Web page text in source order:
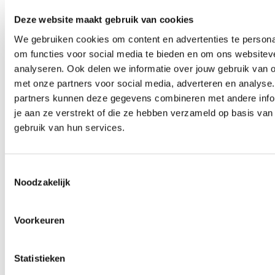
Deze website maakt gebruik van cookies
We gebruiken cookies om content en advertenties te
om functies voor social media te bieden en om ons
analyseren. Ook delen we informatie over jouw gebruik van
met onze partners voor social media, adverteren en
partners kunnen deze gegevens combineren met andere
je aan ze verstrekt of die ze hebben verzameld op basis van
gebruik van hun services.
Noodzakelijk
Voorkeuren
Statistieken
van de gegevens, de risico’s van het gebruik van
de persoonsgegevens, de kosten van beveiliging
en de stand van de techniek. Als zich datalekken
voordoen waarbij persoonsgegevens zijn
betrokken, worden deze, als dat nodig is, gemeld
aan de Autoriteit Persoonsgegevens en de
betrokken personen. Er kunnen bijzondere
omstandigheden zijn waaronder melding niet
plaatsvindt. Voor het melden van datalekken
vastgelegd.
Rechten omtrent uw gegevens
Tevens kunt u bezwaar maken tegen de